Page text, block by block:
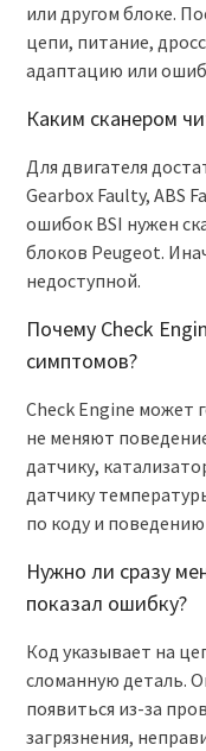
или другом блоке.
цепи, питание,
адаптацию или
Каким сканером
Для двигателя
Gearbox Faulty, ABS
ошибок BSI нужен
блоков Peugeot.
недоступной.
Почему Check
симптомов?
Check Engine может
не меняют
датчику,
датчику
по коду и
Нужно ли сразу
показал ошибку?
Код указывает на
сломанную деталь.
появиться из-за
загрязнения,